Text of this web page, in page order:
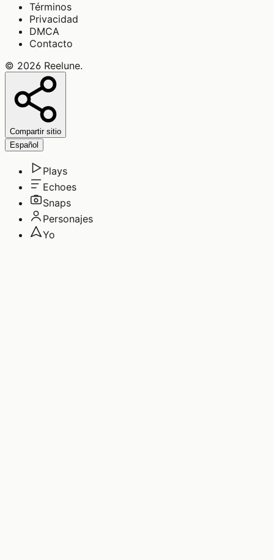
Términos
Privacidad
DMCA
Contacto
© 2026 Reelune.
Compartir sitio
Español
Plays
Echoes
Snaps
Personajes
Yo